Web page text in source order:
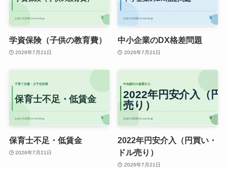
学資保険（子供の教育費）
2026年7月21日
中小企業のDX格差問題
2026年7月21日
保育士不足・低賃金
2026年7月21日
2022年円安介入（円買い・
ドル売り）
2026年7月21日